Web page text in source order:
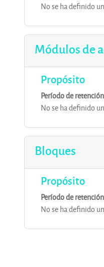
No se ha definido
Módulos de
Propósito
Período de retención
No se ha definido
Bloques
Propósito
Período de retención
No se ha definido